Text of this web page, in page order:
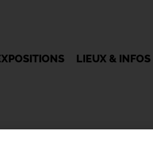
LIEUX & INFOS